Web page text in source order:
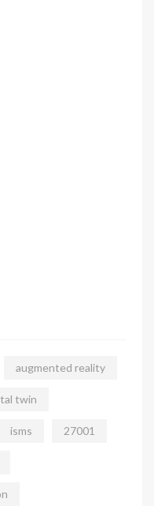
augmented reality
twin
isms 27001